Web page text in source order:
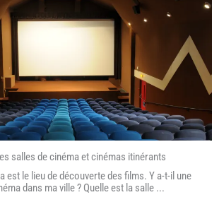
salles de cinéma et cinémas itinérants
est le lieu de découverte des films. Y a-t-il une
dans ma ville ? Quelle est la salle ...